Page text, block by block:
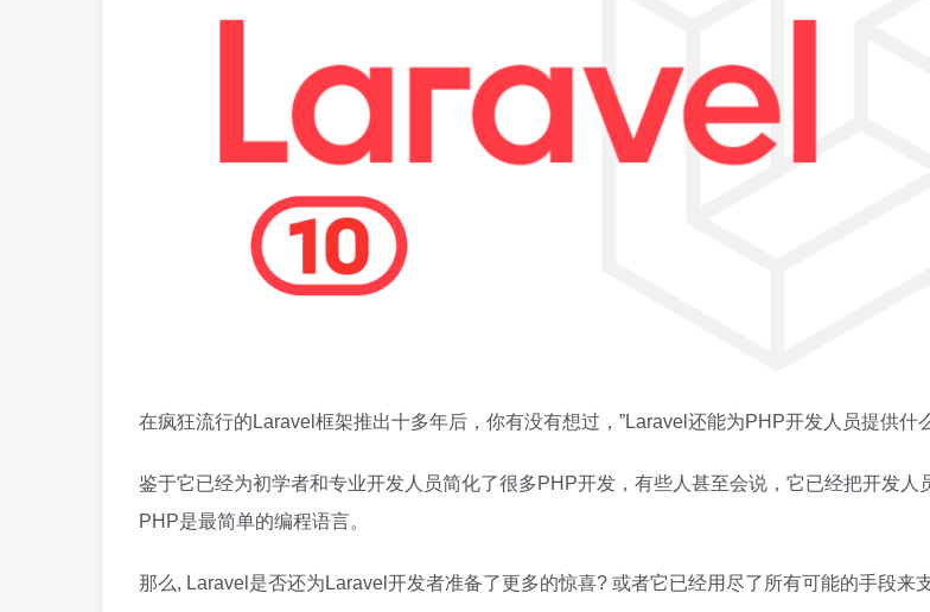
在疯狂流行的Laravel框架推出十多年后，你有没有想过，”Laravel还能为PHP开发人员提供什
鉴于它已经为初学者和专业开发人员简化了很多PHP开发，有些人甚至会说，它已经把开发人
PHP是最简单的编程语言。
那么, Laravel是否还为Laravel开发者准备了更多的惊喜? 或者它已经用尽了所有可能的手段来